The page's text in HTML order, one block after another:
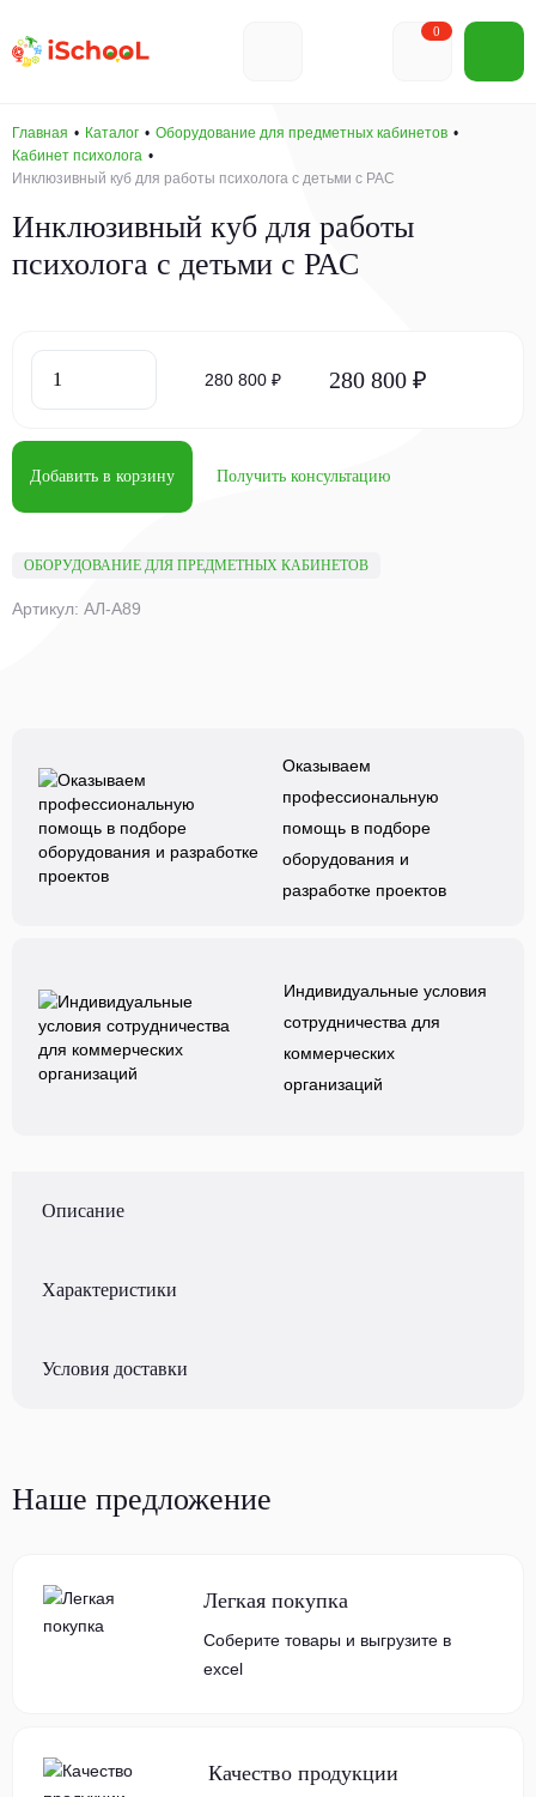
0
Главная Каталог
Оборудование для предметных кабинетов
Кабинет психолога
Инклюзивный куб для работы психолога с детьми с РАС
Инклюзивный куб для работы
психолога с детьми с РАС
ОБОРУДОВАНИЕ ДЛЯ ПРЕДМЕТНЫХ КАБИНЕТОВ
Артикул: АЛ-А89
280 800 ₽ 280 800 ₽
Добавить в корзину Получить консультацию
Оказываем
профессиональную
помощь в подборе
оборудования и
разработке проектов
Индивидуальные условия
сотрудничества для
коммерческих
организаций
Описание
Характеристики
Условия доставки
Наше предложение
Легкая покупка
Соберите товары и выгрузите в
excel
Качество продукции